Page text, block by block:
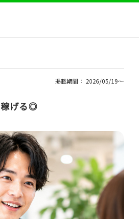
掲載期間： 2026/05/19〜
稼げる◎